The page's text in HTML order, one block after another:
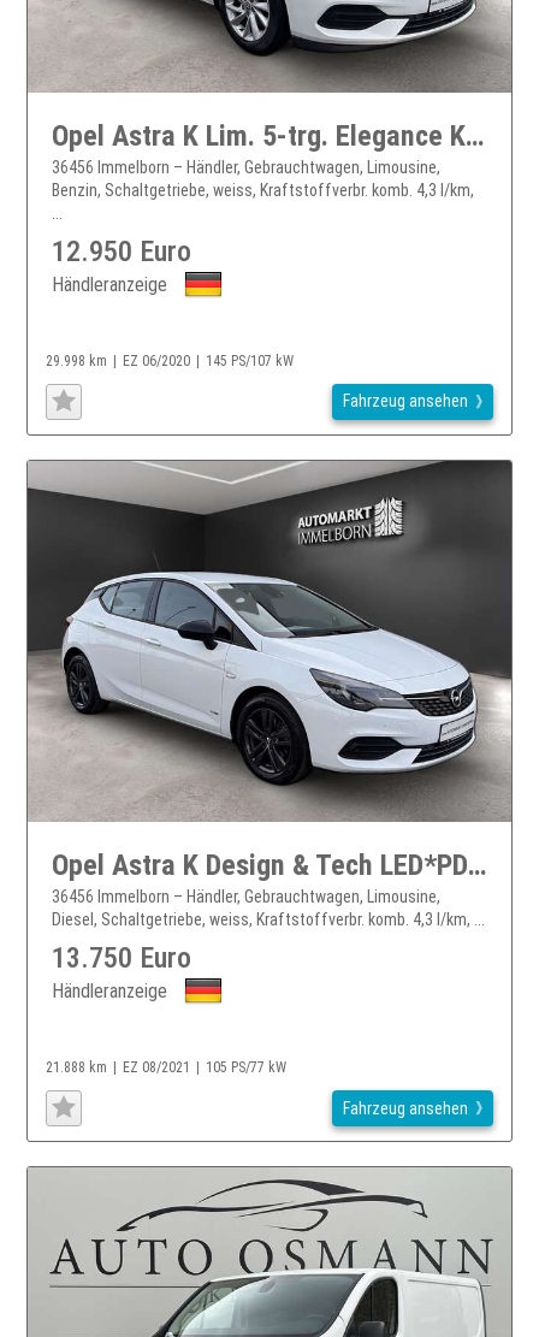
Opel Astra K Lim. 5-trg. Elegance Kamera*LED*Navi*LM*
36456 Immelborn – Händler, Gebrauchtwagen, Limousine,
Benzin, Schaltgetriebe, weiss, Kraftstoffverbr. komb. 4,3 l/km,
...
12.950 Euro
Händleranzeige
29.998 km EZ 06/2020 145 PS/107 kW
Fahrzeug ansehen
Opel Astra K Design & Tech LED*PDC*DAB*Schnellhe
36456 Immelborn – Händler, Gebrauchtwagen, Limousine,
Diesel, Schaltgetriebe, weiss, Kraftstoffverbr. komb. 4,3 l/km, ...
13.750 Euro
Händleranzeige
21.888 km EZ 08/2021 105 PS/77 kW
Fahrzeug ansehen